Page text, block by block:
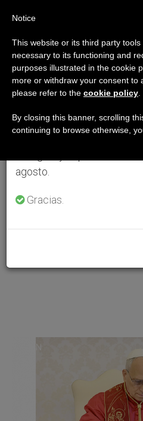
OPINIÓN
Aviso importante
Del 27 de julio al 7 de
anual, aprovechando que
se generan menos
agosto.
Gracias.
Notice
This website or its third party
necessary to its functioning and
purposes illustrated in the cookie
more or withdraw your consent to
please refer to the cookie policy
By closing this banner, scrolling
continuing to browse otherwise,